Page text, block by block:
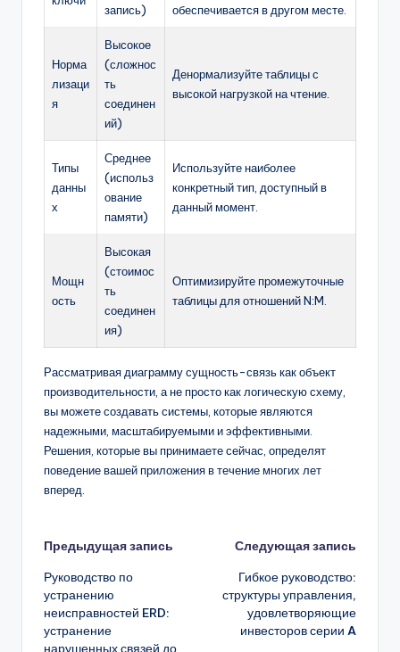
запись)
обеспечивается в другом месте.
Норма
лизаци
я
Высокое
(сложнос
ть
соединен
ий)
Денормализуйте таблицы с
высокой нагрузкой на чтение.
Типы
данны
х
Среднее
(использ
ование
памяти)
Используйте наиболее
конкретный тип, доступный в
данный момент.
Мощн
ость
Высокая
(стоимос
ть
соединен
ия)
Оптимизируйте промежуточные
таблицы для отношений N:M.
Рассматривая диаграмму сущность-связь как объект
производительности, а не просто как логическую схему,
вы можете создавать системы, которые являются
надежными, масштабируемыми и эффективными.
Решения, которые вы принимаете сейчас, определят
поведение вашей приложения в течение многих лет
вперед.
Навигация
записи
Предыдущая запись
Руководство по
устранению
неисправностей ERD:
устранение
нарушенных связей до
Следующая запись
Гибкое руководство:
структуры управления,
удовлетворяющие
инвесторов серии A